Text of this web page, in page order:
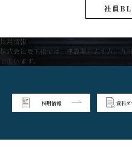
社員
採用情報
株式会社坂下組では、建設業を志す方、九
しています。
採用情報 資料ダ